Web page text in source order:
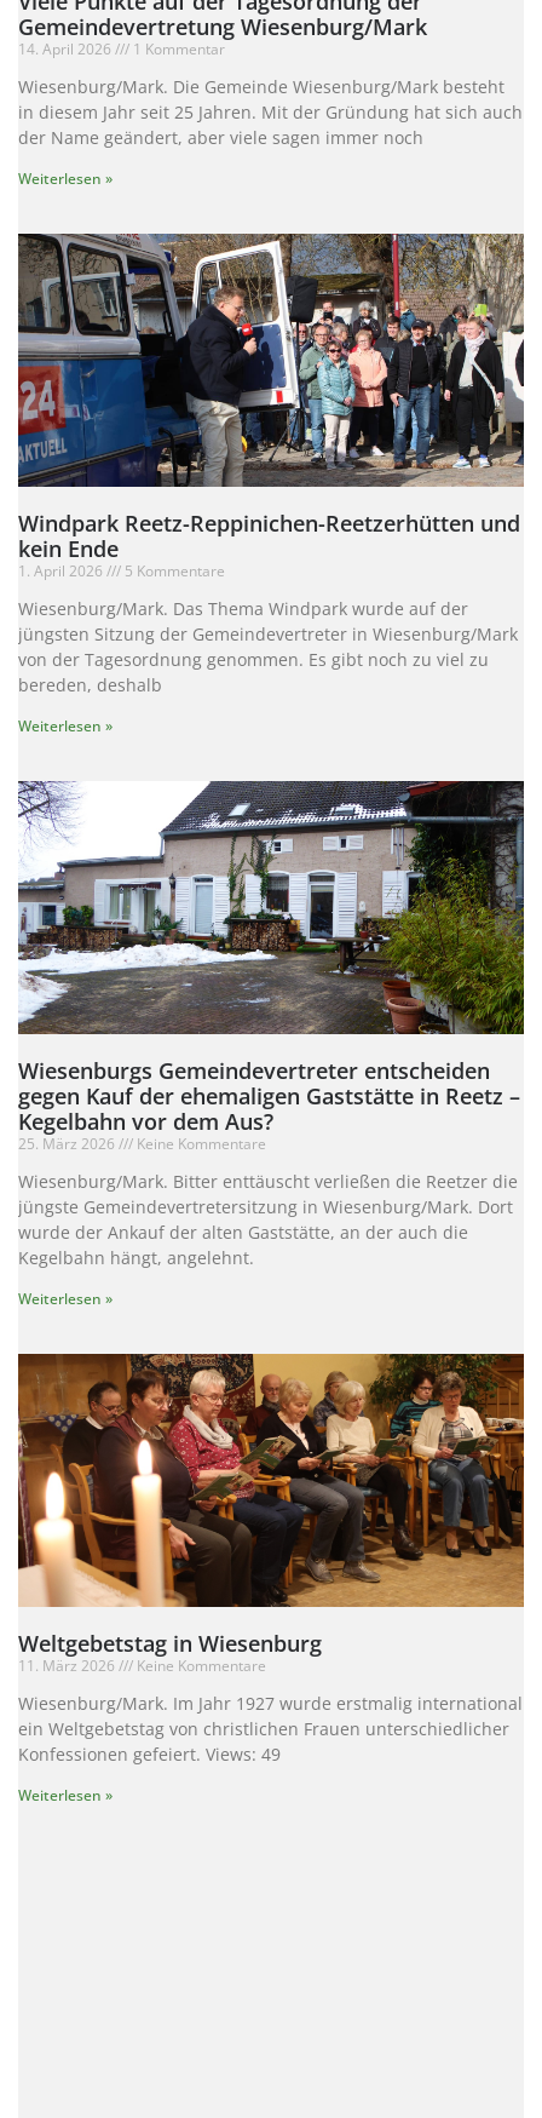
Gemeindevertretung Wiesenburg/Mark
14. April 2026 1 Kommentar
Wiesenburg/Mark. Die Gemeinde Wiesenburg/Mark besteht
in diesem Jahr seit 25 Jahren. Mit der Gründung hat sich auch
der Name geändert, aber viele sagen immer noch
Weiterlesen »
Windpark Reetz-Reppinichen-Reetzerhütten und
kein Ende
1. April 2026 5 Kommentare
Wiesenburg/Mark. Das Thema Windpark wurde auf der
jüngsten Sitzung der Gemeindevertreter in Wiesenburg/Mark
von der Tagesordnung genommen. Es gibt noch zu viel zu
bereden, deshalb
Weiterlesen »
Wiesenburgs Gemeindevertreter entscheiden
gegen Kauf der ehemaligen Gaststätte in Reetz –
Kegelbahn vor dem Aus?
25. März 2026 Keine Kommentare
Wiesenburg/Mark. Bitter enttäuscht verließen die Reetzer die
jüngste Gemeindevertretersitzung in Wiesenburg/Mark. Dort
wurde der Ankauf der alten Gaststätte, an der auch die
Kegelbahn hängt, angelehnt.
Weiterlesen »
Weltgebetstag in Wiesenburg
11. März 2026 Keine Kommentare
Wiesenburg/Mark. Im Jahr 1927 wurde erstmalig international
ein Weltgebetstag von christlichen Frauen unterschiedlicher
Konfessionen gefeiert. Views: 49
Weiterlesen »